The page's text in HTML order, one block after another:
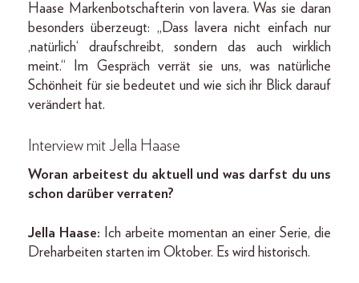
Haase Markenbotschafterin von lavera. Was sie daran
besonders überzeugt: „Dass lavera nicht einfach nur
‚natürlich‘ draufschreibt, sondern das auch wirklich
meint.“ Im Gespräch verrät sie uns, was natürliche
Schönheit für sie bedeutet und wie sich ihr Blick darauf
verändert hat.
Interview mit Jella Haase
Woran arbeitest du aktuell und was darfst du uns
schon darüber verraten?
Jella Haase: Ich arbeite momentan an einer Serie, die
Dreharbeiten starten im Oktober. Es wird historisch.